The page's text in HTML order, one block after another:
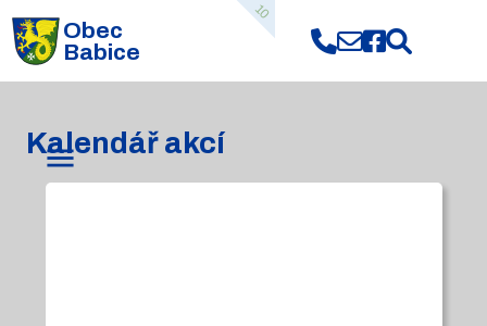
Obec
Babice
10
Kalendář akcí